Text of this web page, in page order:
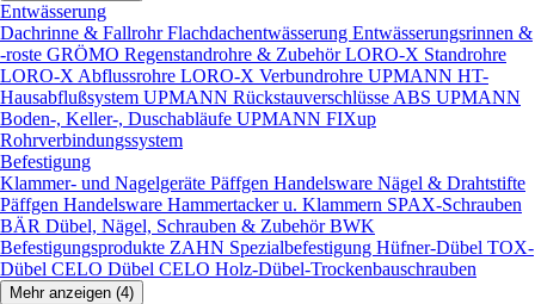
Entwässerung
Dachrinne & FallrohrFlachdachentwässerung Entwässerungsrinnen &
-roste GRÖMO Regenstandrohre & ZubehörLORO-X Standrohre
LORO-X Abflussrohre LORO-X Verbundrohre UPMANN HT-
Hausabflußsystem UPMANN Rückstauverschlüsse ABS UPMANN
Boden-, Keller-, Duschabläufe UPMANN FIXup
Rohrverbindungssystem
Befestigung
Klammer- und Nagelgeräte Päffgen Handelsware Nägel & Drahtstifte
Päffgen Handelsware Hammertacker u. Klammern SPAX-Schrauben
BÄR Dübel, Nägel, Schrauben & ZubehörBWK
Befestigungsprodukte ZAHN Spezialbefestigung Hüfner-Dübel TOX-
Dübel CELO Dübel CELO Holz-Dübel-Trockenbauschrauben
Mehr anzeigen (4)